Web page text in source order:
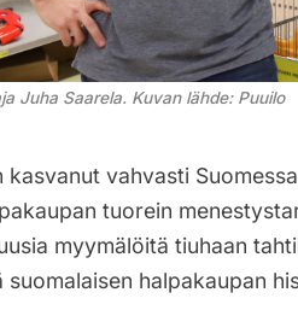
Juha Saarela. Kuvan lähde: Puuilo
kasvanut vahvasti
tuorein
myymälöitä tiuhaan
suomalaisen halpakaupan